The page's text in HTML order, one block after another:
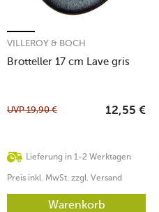
Brotteller 17 cm Lave gris
VILLEROY & BOCH
Lieferung in 1-2 Werktagen
UVP19,90 € 12,55 €
Preis inkl. MwSt. zzgl. Versand
Warenkorb